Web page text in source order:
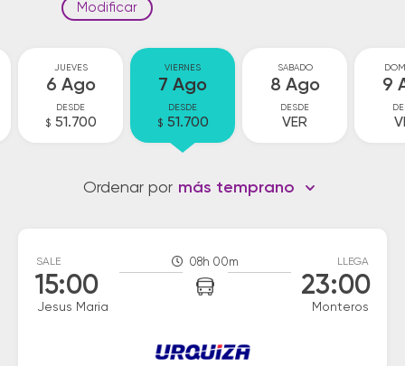
Modificar
JUEVES
6 Ago
DESDE
$ 51.700
VIERNES
7 Ago
DESDE
$ 51.700
SABADO
8 Ago
DESDE
VER
9
Ordenar por más temprano
SALE
15:00
Jesus Maria
08h 00m LLEGA
23:00
Monteros